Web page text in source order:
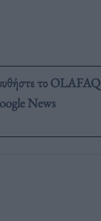
το OLAFAQ
News